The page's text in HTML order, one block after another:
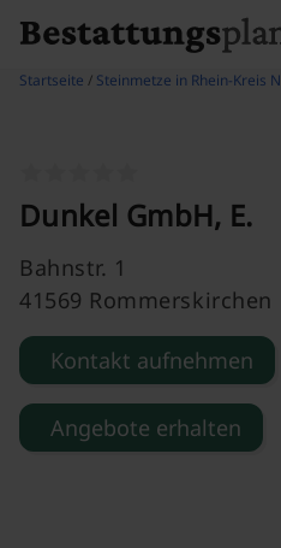
Startseite / Steinmetze in Rhein-Kreis
Dunkel GmbH, E.
Bahnstr. 1
41569 Rommerskirchen
Kontakt aufnehmen
Angebote erhalten